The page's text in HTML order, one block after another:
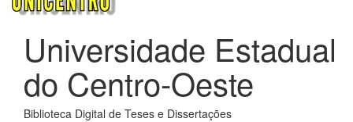
Universidade Estadual
do Centro-Oeste
Biblioteca Digital de Teses e Dissertações